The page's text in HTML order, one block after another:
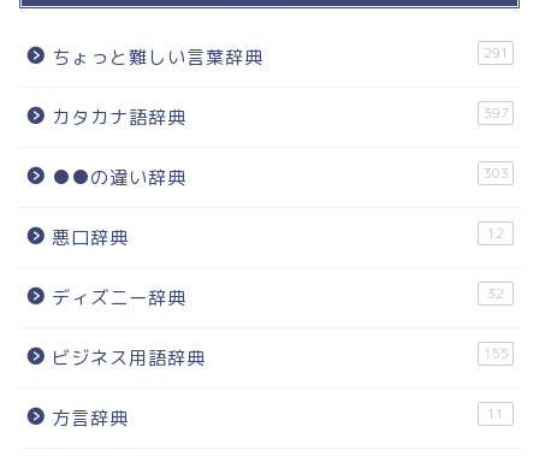
ちょっと難しい言葉辞典 291
カタカナ語辞典 397
●●の違い辞典 303
悪口辞典 12
ディズニー辞典 32
ビジネス用語辞典 155
方言辞典 11